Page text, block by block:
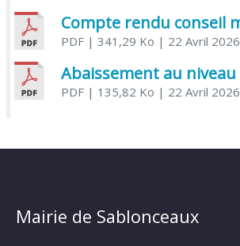
PDF| 341,29 Ko | 22 Avril 2026
PDF| 135,82 Ko | 22 Avril 2026
Mairie de Sablonceaux